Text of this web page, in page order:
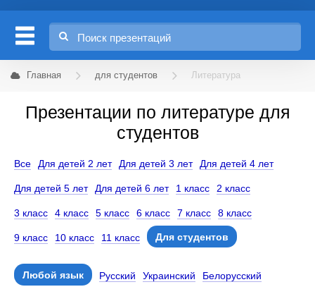
Главная для студентов Литература
Презентации по литературе для
студентов
Все Для детей 2 лет Для детей 3 лет Для детей 4 лет
Для детей 5 лет Для детей 6 лет 1 класс 2 класс
3 класс 4 класс 5 класс 6 класс 7 класс 8 класс
9 класс 10 класс 11 класс Для студентов
Любой язык Русский Украинский Белорусский